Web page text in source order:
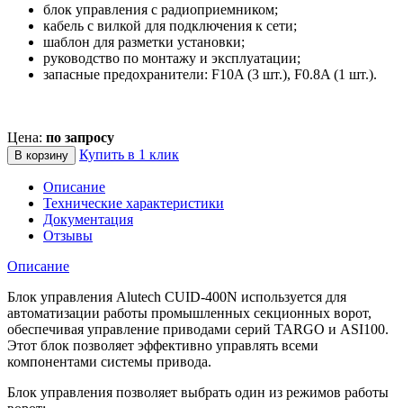
блок управления с радиоприемником;
кабель с вилкой для подключения к сети;
шаблон для разметки установки;
руководство по монтажу и эксплуатации;
запасные предохранители: F10A (3 шт.), F0.8A (1 шт.).
Цена: по запросу
В корзину Купить в 1 клик
Описание
Технические характеристики
Документация
Отзывы
Описание
Блок управления Alutech CUID-400N используется для
автоматизации работы промышленных секционных ворот,
обеспечивая управление приводами серий TARGO и ASI100.
Этот блок позволяет эффективно управлять всеми
компонентами системы привода.
Блок управления позволяет выбрать один из режимов работы